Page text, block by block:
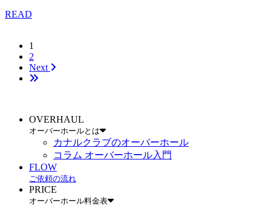
READ
1
2
Next
OVERHAUL
オーバーホールとは
カナルクラブのオーバーホール
コラム オーバーホール入門
FLOW
ご依頼の流れ
PRICE
オーバーホール料金表